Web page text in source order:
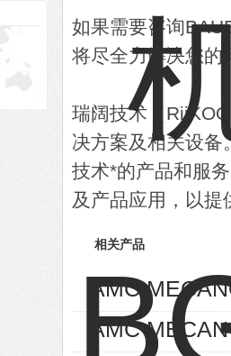
如果需要咨询
将尽全力解决您的
瑞阔技术（
决方案及相关设备
技术*的产品和服
及产品应用，以提
相关产品
AMC
AMC